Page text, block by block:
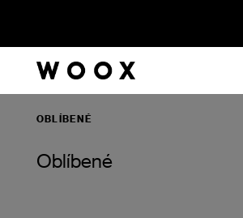
OBLÍBENÉ
Oblíbené